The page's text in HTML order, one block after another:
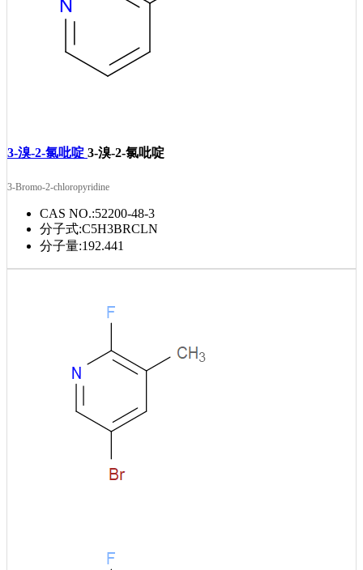
3-溴-2-氯吡啶 3-溴-2-氯吡啶
3-Bromo-2-chloropyridine
CAS NO.:52200-48-3
分子式:C5H3BRCLN
分子量:192.441